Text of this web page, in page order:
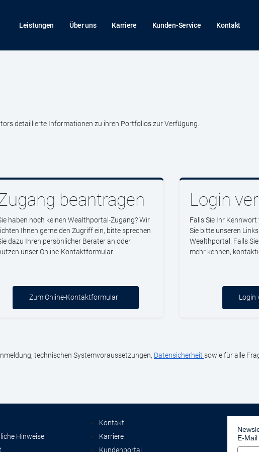
Leistungen Über uns Karriere Kunden-Service Kontakt
detaillierte Informationen zu ihren Portfolios zur Verfügung.
beantragen
haben noch keinen Wealthportal-Zugang? Wir
Ihnen gerne den Zugriff ein, bitte sprechen
dazu Ihren persönlicher Berater an oder
unser Online-Kontaktformular.
Zum Online-Kontaktformular
Login
Falls Sie Ihr
Sie bitte unseren
Wealthportal. Falls
mehr kennen,
Login
technischen Systemvoraussetzungen, Datensicherheit sowie für alle
Hinweise
Kontakt
Karriere
Kundenportal
E-Mail